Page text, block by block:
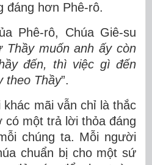
đáng hơn Phê-rô.
Phê-rô, Chúa Giê-su
Thầy muốn anh ấy còn
đến, thì việc gì đến
theo Thầy”.
mãi vẫn chỉ là thắc
có một trả lời thỏa đáng
chúng ta. Mỗi người
chuẩn bị cho một sứ